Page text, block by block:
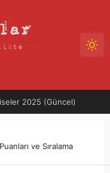
2025 (Güncel)
ve Sıralama